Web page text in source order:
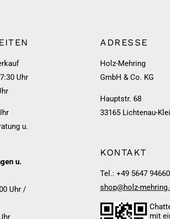
Uhr
u.
u.
Uhr /
ADRESSE
Holz-Mehring
GmbH & Co. KG
Hauptstr. 68
33165 Lichtenau-
KONTAKT
Tel.: +49 5647 94660
shop@holz-
mit